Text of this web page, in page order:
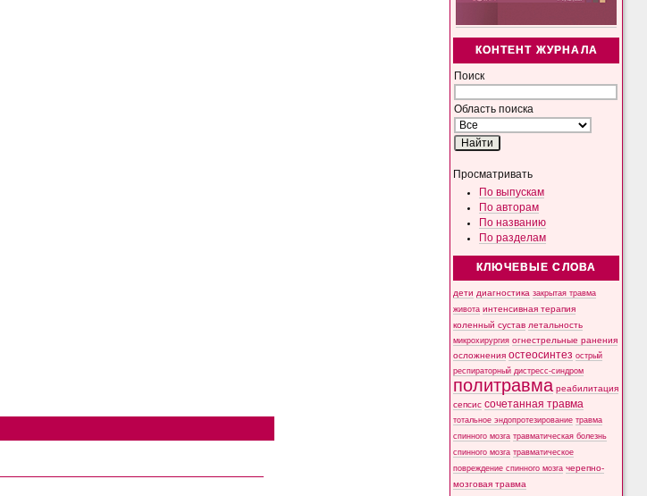
КОНТЕНТ ЖУРНАЛА
Поиск
Область поиска
Просматривать
По выпускам
По авторам
По названию
По разделам
КЛЮЧЕВЫЕ СЛОВА
дети диагностика закрытая травма
живота интенсивная терапия
коленный сустав летальность
микрохирургия огнестрельные ранения
осложнения остеосинтез острый
респираторный дистресс-синдром
политравма реабилитация
сепсис сочетанная травма
тотальное эндопротезирование травма
спинного мозга травматическая болезнь
спинного мозга травматическое
повреждение спинного мозга черепно-
мозговая травма